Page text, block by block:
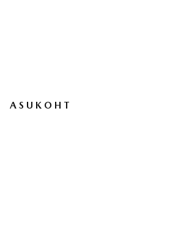
ASUKOHT